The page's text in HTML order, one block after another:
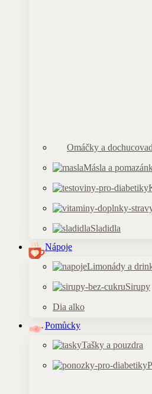
Omáčky a
Másla a
Sladidla
Nápoje
Limonády a
Sirupy
Dia alko
Pomůcky
Tašky a pouzdra